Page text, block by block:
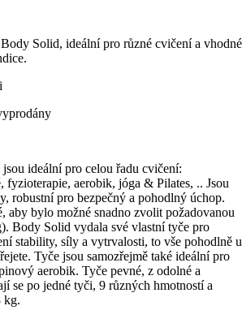
Solid, ideální pro různé cvičení a vhodné
ideální pro celou řadu cvičení:
aerobik, jóga & Pilates, .. Jsou
robustní pro bezpečný a pohodlný úchop.
aby bylo možné snadno zvolit požadovanou
Body Solid vydala své vlastní tyče pro
stability, síly a vytrvalosti, to vše pohodlně u
Tyče jsou samozřejmě také ideální pro
aerobik. Tyče pevné, z odolné a
se po jedné tyči, 9 různých hmotností a
kg.